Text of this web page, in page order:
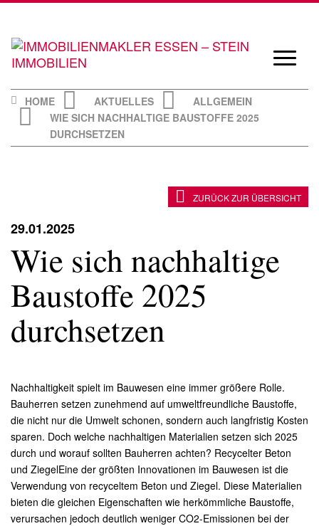
content
öffnen/
HOME
AKTUELLES
ALLGEMEIN
WIE SICH NACHHALTIGE BAUSTOFFE 2025
DURCHSETZEN
29.01.2025
Wie sich nachhaltige
Baustoffe 2025
durchsetzen
ZURÜCK ZUR ÜBERSICHT
Nachhaltigkeit spielt im Bauwesen eine immer größere Rolle.
Bauherren setzen zunehmend auf umweltfreundliche Baustoffe,
die nicht nur die Umwelt schonen, sondern auch langfristig Kosten
sparen. Doch welche nachhaltigen Materialien setzen sich 2025
durch und worauf sollten Bauherren achten? Recycelter Beton
und ZiegelEine der größten Innovationen im Bauwesen ist die
Verwendung von recyceltem Beton und Ziegel. Diese Materialien
bieten die gleichen Eigenschaften wie herkömmliche Baustoffe,
verursachen jedoch deutlich weniger CO2-Emissionen bei der